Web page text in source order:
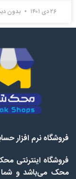
۲۶ دی ۱۴۰۱ بدون
فروشگاه نرم افزار
فروشگاه اینترنتی
محک می‌باشد و شما